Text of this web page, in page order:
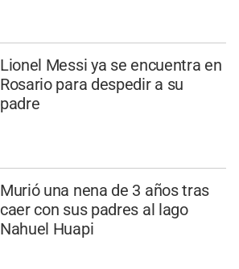
Lionel Messi ya se encuentra en
Rosario para despedir a su
padre
Murió una nena de 3 años tras
caer con sus padres al lago
Nahuel Huapi